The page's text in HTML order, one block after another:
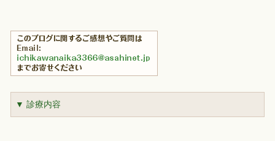
▼ 診療内容